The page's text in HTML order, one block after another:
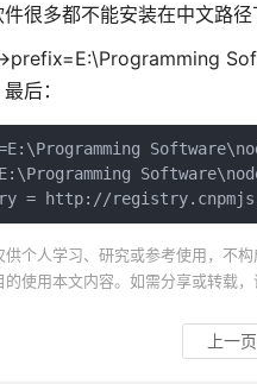
件很多都不能安装在中文路
后：
= http://
供个人学习、研究或参考使用，不
的使用本文内容。如需分享或转载
上一